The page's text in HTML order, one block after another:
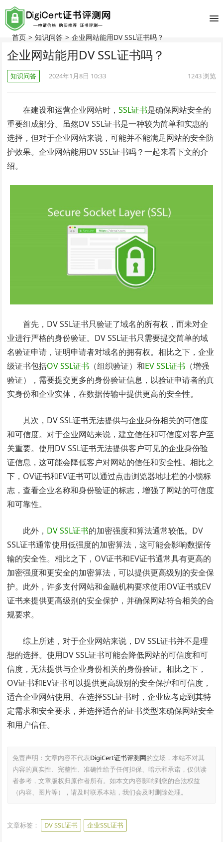
首页 > 知识问答 > 企业网站能用DV SSL证书吗？
企业网站能用DV SSL证书吗？
知识问答 2024年1月8日 10:33 1243浏览
在建设和运营企业网站时，SSL证书是确保网站安全的
重要组成部分。虽然DV SSL证书是一种较为简单和实惠的
选择，但对于企业网站来说，可能并不能满足网站的安全防
护效果。企业网站能用DV SSL证书吗？一起来看下文的介
绍。
首先，DV SSL证书只验证了域名的所有权，而未对企
业进行严格的身份验证。DV SSL证书只需要提交简单的域
名验证申请，证明申请者对域名的拥有权。相比之下，企业
级证书包括OV SSL证书 （组织验证）和EV SSL证书 （增强
验证），需要提交更多的身份验证信息，以验证申请者的真
实身份和企业实体，在数据传输中提供更高的安全性。
其次，DV SSL证书无法提供与企业身份相关的可信度
和可信度。对于企业网站来说，建立信任和可信度对客户至
关重要。使用DV SSL证书无法提供客户可见的企业身份验
证信息，这可能会降低客户对网站的信任和安全性。相比之
下，OV证书和EV证书可以通过点击浏览器地址栏的小锁标
志，查看企业名称和身份验证的标志，增强了网站的可信度
和可靠性。
此外， DV SSL证书的加密强度和算法通常较低。DV
SSL证书通常使用低强度的加密算法，这可能会影响数据传
输的安全性。相比之下，OV证书和EV证书通常具有更高的
加密强度和更安全的加密算法，可以提供更高级别的安全保
护。此外，许多支付网站和金融机构要求使用OV证书或EV
证书来提供更高级别的安全保护，并确保网站符合相关的合
规要求。
综上所述，对于企业网站来说，DV SSL证书并不是理
想的选择。使用DV SSL证书可能会降低网站的可信度和可
信度，无法提供与企业身份相关的身份验证。相比之下，
OV证书和EV证书可以提供更高级别的安全保护和可信度，
适合企业网站使用。在选择SSL证书时，企业应考虑到其特
定需求和安全要求，并选择适合的证书类型来确保网站安全
和用户信任。
免责声明：文章内容不代表DigiCert证书评测网的立场，本站不对其
内容的真实性、完整性、准确性给予任何担保、暗示和承诺，仅供读
者参考，文章版权归原作者所有。如本文内容影响到您的合法权益
（内容、图片等），请及时联系本站，我们会及时删除处理。
文章标签： DV SSL证书 企业SSL证书